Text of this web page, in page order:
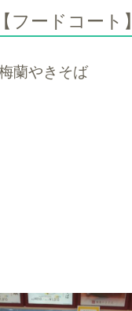
フードコート】
蘭やきそば